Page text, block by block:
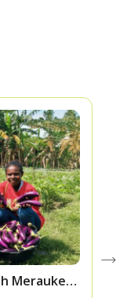
Merauke